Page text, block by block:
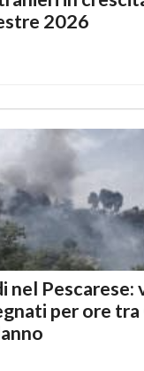
2026
nel Pescarese:
per ore